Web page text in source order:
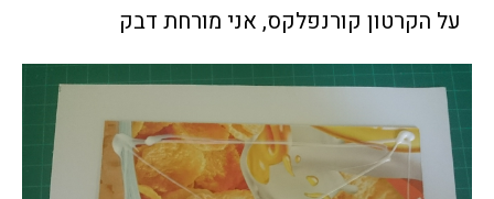
על הקרטון קורנפלקס, אני מורחת דבק